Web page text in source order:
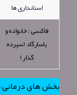
استانداری ها
فاکسی : خانواده و
پاسارگاد (سپرده
گذار)
بخش های درمانی